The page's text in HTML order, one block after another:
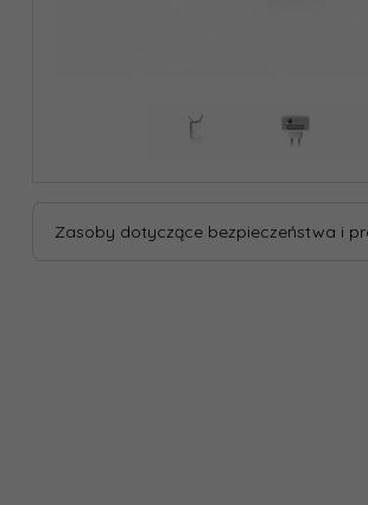
Zasoby dotyczące bezpieczeństwa i